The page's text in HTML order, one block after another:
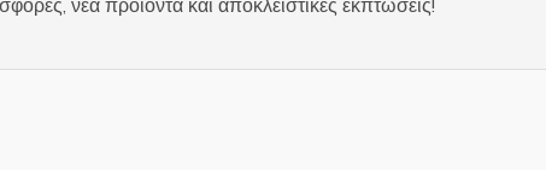
νέα προϊόντα και αποκλειστικές εκπτώσεις!